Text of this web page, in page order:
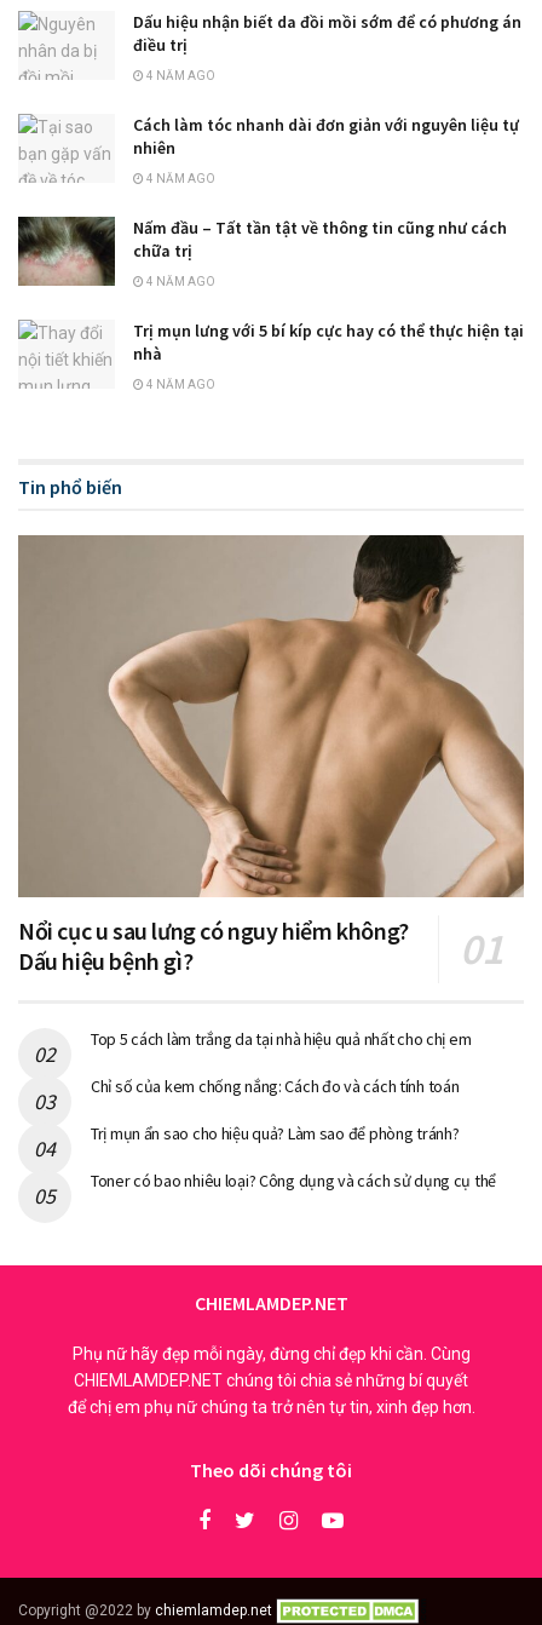
Dấu hiệu nhận biết da đồi mồi sớm để có phương án
điều trị
4 NĂM AGO
Cách làm tóc nhanh dài đơn giản với nguyên liệu tự
nhiên
4 NĂM AGO
Nấm đầu – Tất tần tật về thông tin cũng như cách
chữa trị
4 NĂM AGO
Trị mụn lưng với 5 bí kíp cực hay có thể thực hiện tại
nhà
4 NĂM AGO
Tin phổ biến
Nổi cục u sau lưng có nguy hiểm không?
Dấu hiệu bệnh gì?
Top 5 cách làm trắng da tại nhà hiệu quả nhất cho chị em
Chỉ số của kem chống nắng: Cách đo và cách tính toán
Trị mụn ẩn sao cho hiệu quả? Làm sao để phòng tránh?
Toner có bao nhiêu loại? Công dụng và cách sử dụng cụ thể
CHIEMLAMDEP.NET
Phụ nữ hãy đẹp mỗi ngày, đừng chỉ đẹp khi cần. Cùng
CHIEMLAMDEP.NET chúng tôi chia sẻ những bí quyết
để chị em phụ nữ chúng ta trở nên tự tin, xinh đẹp hơn.
Theo dõi chúng tôi
Copyright @2022 by chiemlamdep.net